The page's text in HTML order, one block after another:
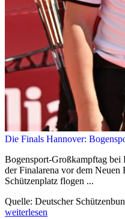
Die Finals Hannover:
Bogensport-Großkampftag
der Finalarena vor dem Neuen
Schützenplatz flogen ...
Quelle: Deutscher
weiterlesen